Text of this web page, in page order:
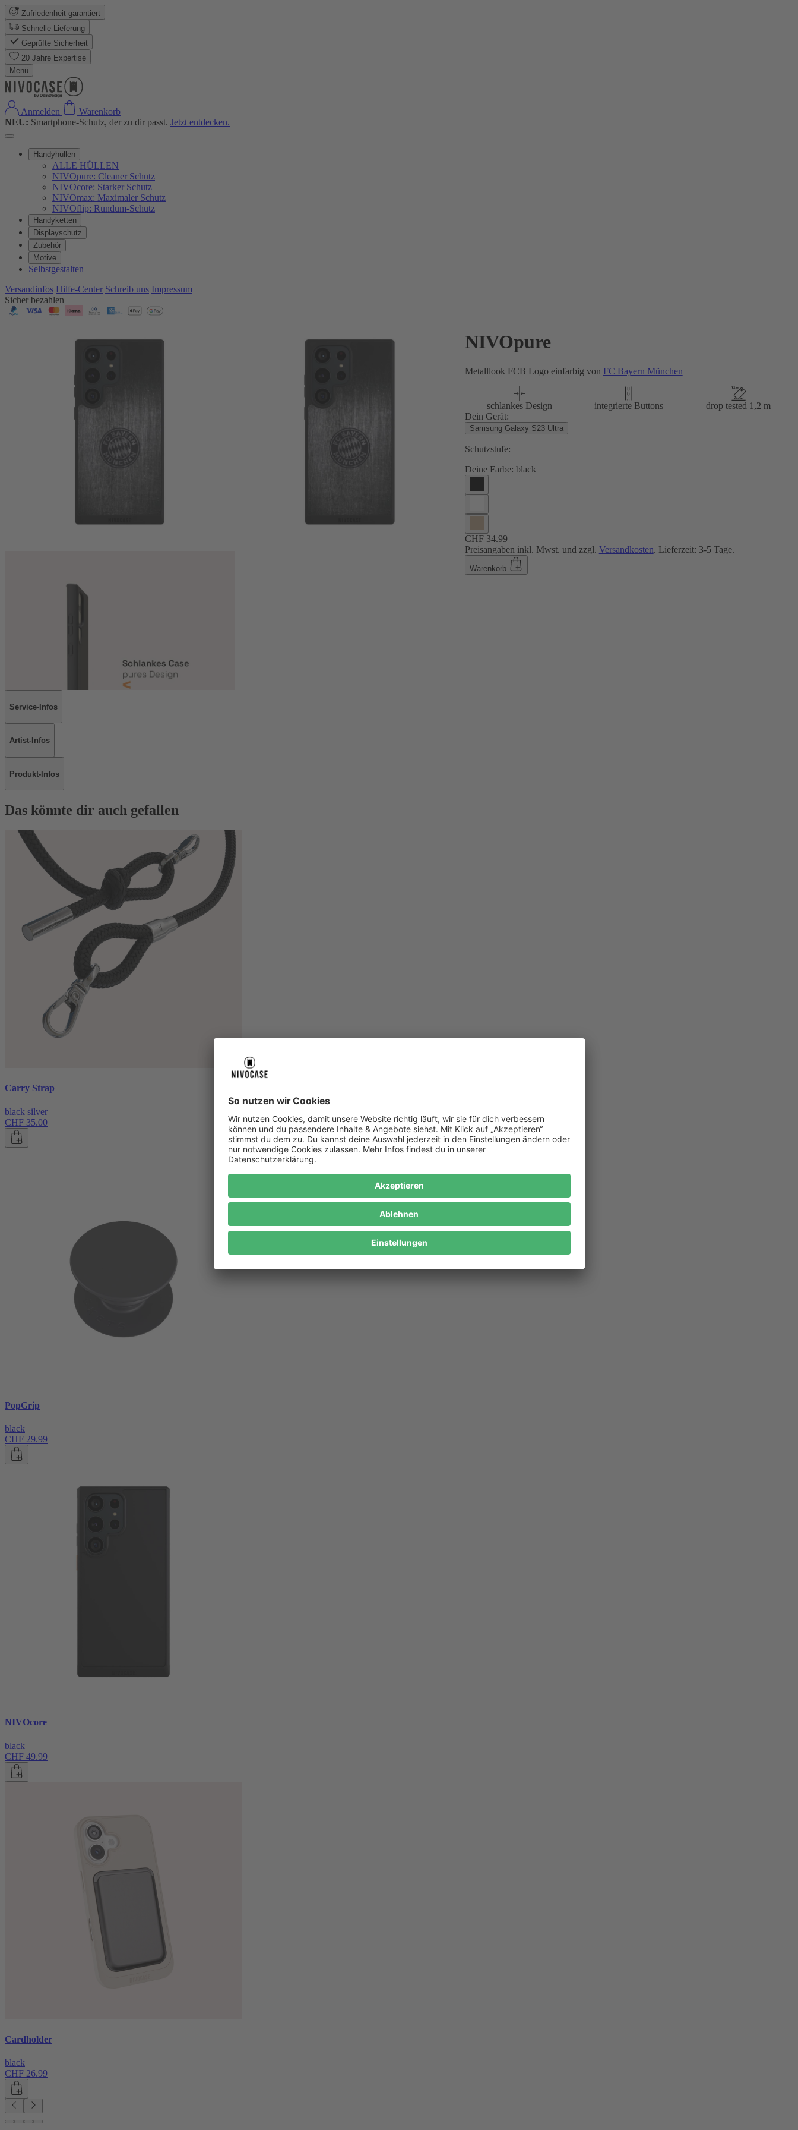
Zufriedenheit garantiert
Schnelle Lieferung
Geprüfte Sicherheit
20 Jahre Expertise
Menü
Anmelden
Warenkorb
NEU: Smartphone-Schutz, der zu dir passt. Jetzt entdecken.
Handyhüllen
ALLE HÜLLEN
NIVOpure: Cleaner Schutz
NIVOcore: Starker Schutz
NIVOmax: Maximaler Schutz
NIVOflip: Rundum-Schutz
Handyketten
Displayschutz
Zubehör
Motive
Selbstgestalten
Versandinfos Hilfe-Center Schreib uns Impressum
Sicher bezahlen
NIVOpure
Metalllook FCB Logo einfarbig von FC Bayern München
schlankes Design integrierte Buttons
drop tested 1,2 m
Dein Gerät:
Samsung Galaxy S23 Ultra
Schutzstufe:
Deine Farbe: black
CHF 34.99
Preisangaben inkl. Mwst. und zzgl. Versandkosten. Lieferzeit: 3-5 Tage.
Warenkorb
Service-Infos
Artist-Infos
Produkt-Infos
Das könnte dir auch gefallen
Carry Strap
black silver
CHF 35.00
PopGrip
black
CHF 29.99
NIVOcore
black
CHF 49.99
Cardholder
black
CHF 26.99